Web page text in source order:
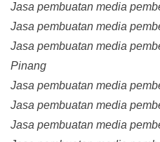
Jasa pembuatan media
Jasa pembuatan media
Jasa pembuatan media
Pinang
Jasa pembuatan media
Jasa pembuatan media
Jasa pembuatan media